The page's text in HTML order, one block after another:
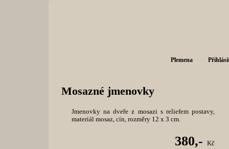
Plemena
Mosazné jmenovky
Jmenovky na dveře z mosazi s reliefem postavy,
materiál mosaz, cín, rozměry 12 x 3 cm.
380,- Kč